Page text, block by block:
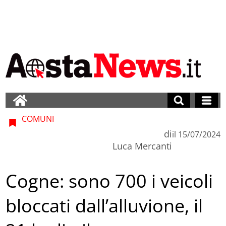
COMUNI
di
Luca Mercanti
il 15/07/2024
Cogne: sono 700 i veicoli
bloccati dall’alluvione, il